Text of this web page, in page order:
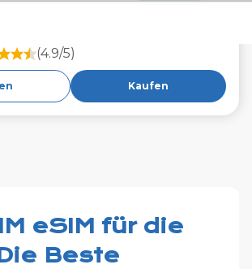
(4.9/5)
Kaufen
eSIM für die
Beste